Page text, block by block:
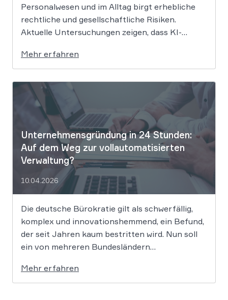
Personalwesen und im Alltag birgt erhebliche
rechtliche und gesellschaftliche Risiken.
Aktuelle Untersuchungen zeigen, dass KI-
Bewerbungsprozessen systematisch rassistisch
aussortieren und Frauen zu geringeren
Gehaltsforderungen raten. Diese digitalen
Vorurteile stellen Unternehmen vor massive
Haftungsrisiken nach dem Allgemeinen
Gleichbehandlungsgesetz. Die fortschreitende
Digitalisierung […]
Mehr erfahren
Unternehmensgründung in 24 Stunden:
Auf dem Weg zur vollautomatisierten
Verwaltung?
10.04.2026
Die deutsche Bürokratie gilt als schwerfällig,
komplex und innovationshemmend, ein Befund,
der seit Jahren kaum bestritten wird. Nun soll
ein von mehreren Bundesländern
schaffen. Der Ansatz ist ambitioniert:
Unternehmensgründungen sollen künftig
Mehr erfahren